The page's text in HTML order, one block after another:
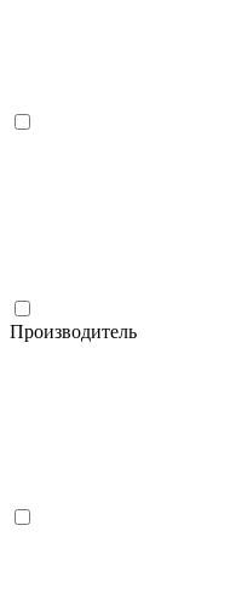
Производитель